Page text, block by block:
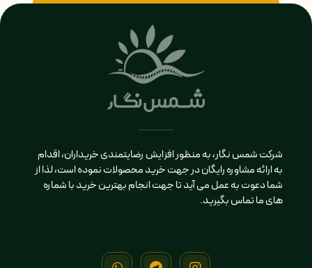
شرکت شمس نگار، به منظور افزایش رضایتمندی خریداران، اقدام
به ارائه مشاوره رایگان در جهت خرید محصولات نموده است، لذا از
شما دعوت به عمل می آید تا جهت انجام بهترین خرید با شماره
های ما تماس بگیرید.